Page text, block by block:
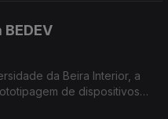
da Beira Interior, a
de dispositivos